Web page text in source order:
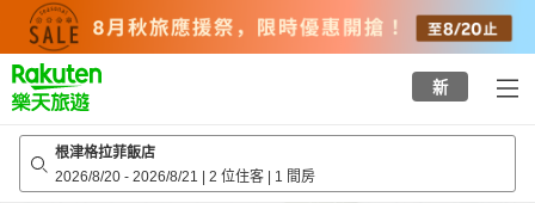
top
page
新
根津格拉菲飯店
2026/8/20 - 2026/8/21 | 2 位住客 | 1 間房